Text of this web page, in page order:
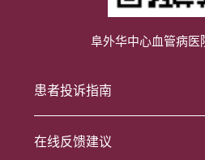
阜外华中心血管病医
患者投诉指南
在线反馈建议